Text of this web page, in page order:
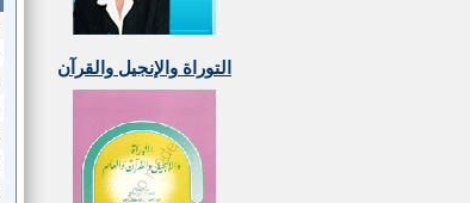
التوراة والإنجيل والقرآن